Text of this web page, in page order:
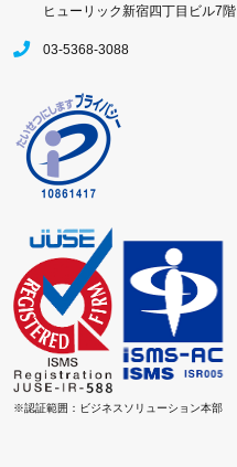
ヒューリック新宿四丁目ビル7階
03-5368-3088
※認証範囲：ビジネスソリューション本部